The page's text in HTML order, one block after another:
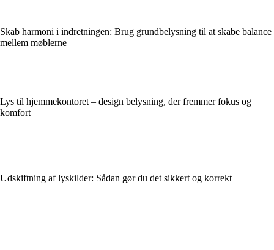
Skab harmoni i indretningen: Brug grundbelysning til at skabe balance
mellem møblerne
Lys til hjemmekontoret – design belysning, der fremmer fokus og
komfort
Udskiftning af lyskilder: Sådan gør du det sikkert og korrekt